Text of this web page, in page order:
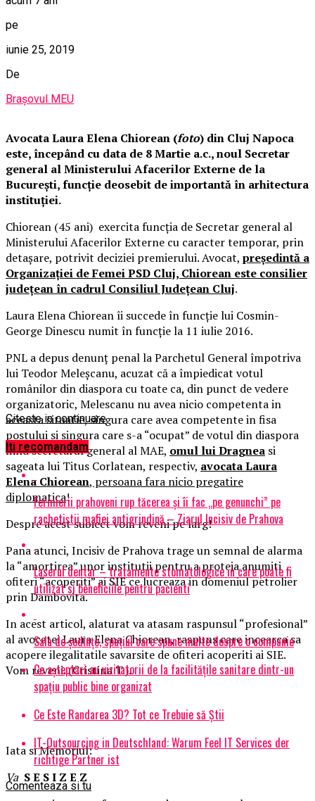
pe
iunie 25, 2019
De
Brașovul MEU
Avocata Laura Elena Chiorean (foto) din Cluj Napoca
este, începând cu data de 8 Martie a.c., noul Secretar
general al Ministerului Afacerilor Externe de la
București, funcție deosebit de importantă în arhitectura
instituției.
Chiorean (45 ani) exercita funcția de Secretar general al
Ministerului Afacerilor Externe cu caracter temporar, prin
detașare, potrivit deciziei premierului. Avocat, președintă a
Organizației de Femei PSD Cluj, Chiorean este consilier
județean în cadrul Consiliul Județean Cluj.
Laura Elena Chiorean îi succede în funcție lui Cosmin-
George Dinescu numit în funcție la 11 iulie 2016.
PNL a depus denunţ penal la Parchetul General împotriva
lui Teodor Meleşcanu, acuzat că a împiedicat votul
românilor din diaspora cu toate ca, din punct de vedere
organizatoric, Melescanu nu avea nicio competenta in
aceasta situatie, singura care avea competente in fisa
postului si singura care s-a “ocupat” de votul din diaspora
fiind secretarul general al MAE, omul lui Dragnea si
sageata lui Titus Corlatean, respectiv, avocata Laura
Elena Chiorean, persoana fara nicio pregatire
diplomatica!
Despre acest subiect vom reveni pe larg!
Pana atunci, Incisiv de Prahova trage un semnal de alarma
la “amortirea” unor institutii pentru a proteja anumiti
ofiteri “acoperiti” ai SIE ce lucreaza in domeniul petrolier
prin Dambovita.
In acest articol, alaturat va atasam raspunsul “profesional”
al avocatei Laura Elena Chiorean, raspuns care incearca sa
acopere ilegalitatile savarsite de ofiteri acoperiti ai SIE.
Vom reveni. (Cristina T.).
Iata si Memoriul:
Va S E S I Z E Z
Citeste in continuare
Iti recomandam
Fermierii prahoveni rup tăcerea și îi fac „pe genunchi” pe
rachetiștii mafiei antigrindină – Ziarul Incisiv de Prahova
Laserul dentar – tratamente stomatologice in care poate fi
utilizat si beneficiile pentru pacienti
Sala de ședințe, spațiul care spune multe despre o companie
Ce așteptări au vizitatorii de la facilitățile sanitare dintr-un
spațiu public bine organizat
Ce Este Randarea 3D? Tot ce Trebuie să Știi
IT-Outsourcing in Deutschland: Warum Feel IT Services der
richtige Partner ist
Comenteaza si tu